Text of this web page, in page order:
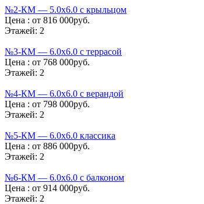
№2-КМ — 5.0х6.0 с крыльцом
Цена : от 816 000руб.
Этажей: 2
№3-КМ — 6.0х6.0 с террасой
Цена : от 768 000руб.
Этажей: 2
№4-КМ — 6.0х6.0 с верандой
Цена : от 798 000руб.
Этажей: 2
№5-КМ — 6.0х6.0 классика
Цена : от 886 000руб.
Этажей: 2
№6-КМ — 6.0х6.0 с балконом
Цена : от 914 000руб.
Этажей: 2